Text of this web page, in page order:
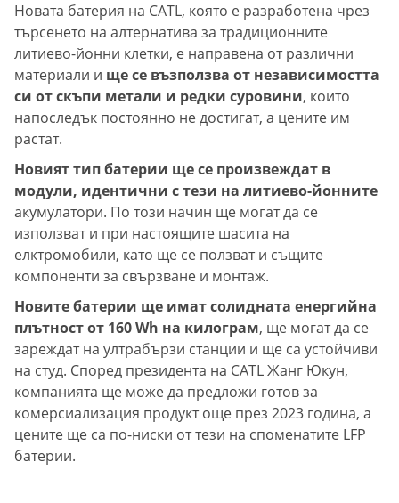
Новата батерия на CATL, която е разработена чрез
търсенето на алтернатива за традиционните
литиево-йонни клетки, е направена от различни
материали и ще се възползва от независимостта
си от скъпи метали и редки суровини, които
напоследък постоянно не достигат, а цените им
растат.
Новият тип батерии ще се произвеждат в
модули, идентични с тези на литиево-йонните
акумулатори. По този начин ще могат да се
използват и при настоящите шасита на
елктромобили, като ще се ползват и същите
компоненти за свързване и монтаж.
Новите батерии ще имат солидната енергийна
плътност от 160 Wh на килограм, ще могат да се
зареждат на ултрабързи станции и ще са устойчиви
на студ. Според президента на CATL Жанг Юкун,
компанията ще може да предложи готов за
комерсиализация продукт още през 2023 година, а
цените ще са по-ниски от тези на споменатите LFP
батерии.